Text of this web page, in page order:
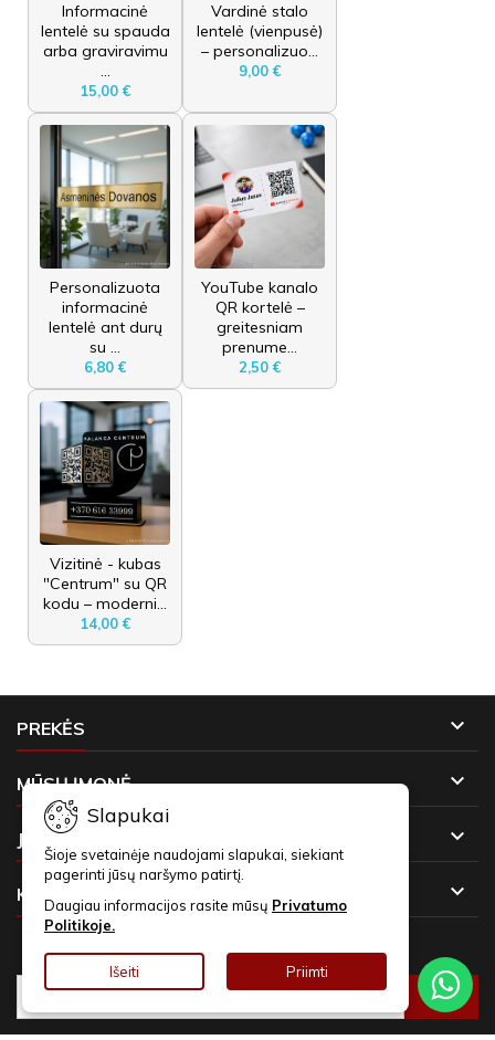
Informacinė
lentelė su spauda
arba graviravimu
...
15,00 €
Vardinė stalo
lentelė (vienpusė)
– personalizuo...
9,00 €
Personalizuota
informacinė
lentelė ant durų
su ...
6,80 €
YouTube kanalo
QR kortelė –
greitesniam
prenume...
2,50 €
Vizitinė - kubas
"Centrum" su QR
kodu – moderni...
14,00 €
PREKĖS 
MŪSŲ ĮMONĖ 
JŪSŲ PASKYRA 
KONTAKTAI 
Slapukai
Šioje svetainėje naudojami slapukai, siekiant
pagerinti jūsų naršymo patirtį.
Daugiau informacijos rasite mūsų Privatumo
Politikoje.
Išeiti Priimti
NAUJIENLAIŠKIAI